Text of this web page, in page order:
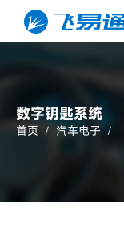
数字钥匙系统
首页 / 汽车电子 /